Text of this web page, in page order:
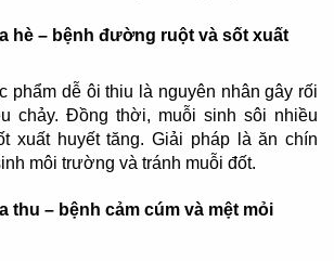
hè – bệnh đường ruột và sốt xuất
phẩm dễ ôi thiu là nguyên nhân gây rối
chảy. Đồng thời, muỗi sinh sôi nhiều
xuất huyết tăng. Giải pháp là ăn chín
môi trường và tránh muỗi đốt.
thu – bệnh cảm cúm và mệt mỏi